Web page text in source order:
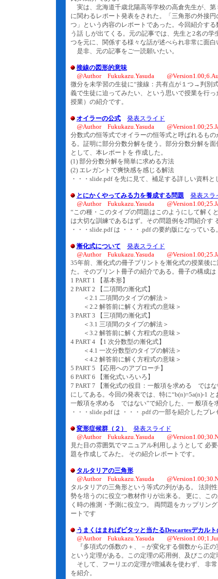
実は、北海道千歳北陽高等学校の高倉先生が、
に関わるレポート発表をされた。「三角形の外接
つ」という内容のレポートであった。今回紹介す
う話 しが出てくる。元の記事では、先生と2名の
つを元に、関係する様々な話が述べられ非常に面白
是非、元の記事をご一読願いたい。
接線の図形的意味
@Author Fukukazu.Yasuda
微分を未学習の生徒に“接線：共有点が１つ→判別
義で生徒に迫ってみたい、という思いで授業を行
授業）の紹介です。
オイラーの公式
発表スライド
@Author Fukukazu.Yasuda
分数式の恒等式でオイラーの恒等式と呼ばれるも
る。証明に部分分数分解を使う。部分分数分解を
として、本レポートを 作成した。
(1) 部分分数分解を簡単に求める方法
(2) エレガントで爽快感を感じる解法
・・・slide.pdf を先に見て、補足する詳しい資料
とにかくやってみる力を養成する問題
発表スラ
@Author Fukukazu.Yasuda
“この種・このタイプの問題はこのようにして解く
は大切な訓練であるはず。その問題例を2問紹介す
・・・slide.pdf は ・・・.pdf の要約版になっている
漸化式について
発表スライド
@Author Fukukazu.Yasuda
35年前、漸化式の冊子プリントを漸化式の授業後
た。そのプリント冊子の紹介である。冊子の構成は
1 PART 1 【基本形】
2 PART 2 【二項間の漸化式】
＜2.1 二項間のタイプの解法＞
＜2.2 解答前に解く方程式の意味＞
3 PART 3 【三項間の漸化式】
＜3.1 三項間のタイプの解法＞
＜3.2 解答前に解く方程式の意味＞
4 PART 4 【1 次分数型の漸化式】
＜4.1 一次分数型のタイプの解法＞
＜4.2 解答前に解く方程式の意味＞
5 PART 5 【応用へのアプローチ】
6 PART 6 【漸化式いろいろ】
7 PART 7 【漸化式の役目：一般項を求める では
にしてある。今回の発表では、特に“b(n)=5a(n)-1
一般項を求める ではない”で紹介した、一 般項を
・・・slide.pdf は ・・・.pdf の一部を紹介したプ
変形症候群（２）
発表スライド
@Author Fukukazu.Yasuda
見た目の雰囲気でマニュアル利用しようとして 必
題を作成してみた。 その紹介レポートです。
タルタリアの三角形
@Author Fukukazu.Yasuda
タルタリアの三角形という等式の列がある。 法則
勢を培うのに役立つ教材作りが出来る。 更に、こ
く時の推測・予測に役立つ。 両問題をカップリン
ートです
うまくはまればピタッと当たるDescartesデカル
@Author Fukukazu.Yasuda
『多項式の係数の＋、－が変化する個数から正の
という定理がある。この定理の応用例、及びこの
そして、フーリエの定理が増減表を使わず、 非
を紹介。